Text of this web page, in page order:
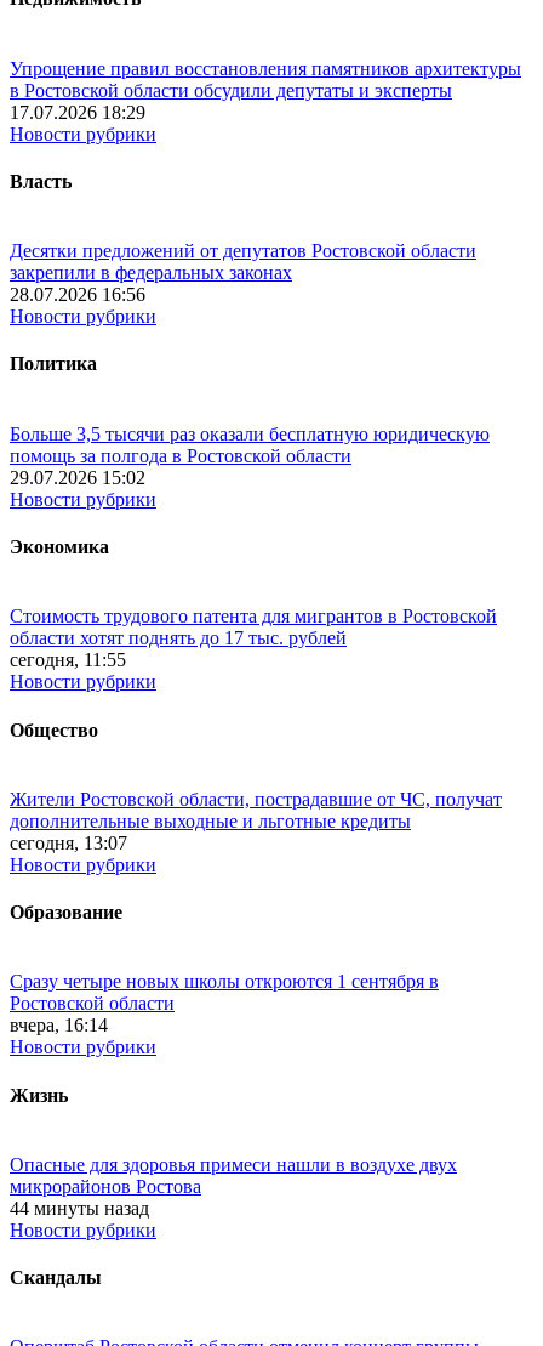
Упрощение правил восстановления памятников архитектуры
в Ростовской области обсудили депутаты и эксперты
17.07.2026 18:29
Новости рубрики
Власть
Десятки предложений от депутатов Ростовской области
закрепили в федеральных законах
28.07.2026 16:56
Новости рубрики
Политика
Больше 3,5 тысячи раз оказали бесплатную юридическую
помощь за полгода в Ростовской области
29.07.2026 15:02
Новости рубрики
Экономика
Стоимость трудового патента для мигрантов в Ростовской
области хотят поднять до 17 тыс. рублей
сегодня, 11:55
Новости рубрики
Общество
Жители Ростовской области, пострадавшие от ЧС, получат
дополнительные выходные и льготные кредиты
сегодня, 13:07
Новости рубрики
Образование
Сразу четыре новых школы откроются 1 сентября в
Ростовской области
вчера, 16:14
Новости рубрики
Жизнь
Опасные для здоровья примеси нашли в воздухе двух
микрорайонов Ростова
44 минуты назад
Новости рубрики
Скандалы